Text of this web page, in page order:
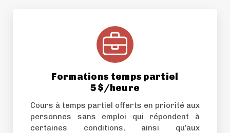
Formations temps partiel
5 $/heure
Cours à temps partiel offerts en priorité aux
personnes sans emploi qui répondent à
certaines conditions, ainsi qu’aux